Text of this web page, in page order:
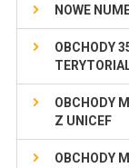
NOWE
OBCHODY
OBCHODY
Z UNICEF
OBCHODY